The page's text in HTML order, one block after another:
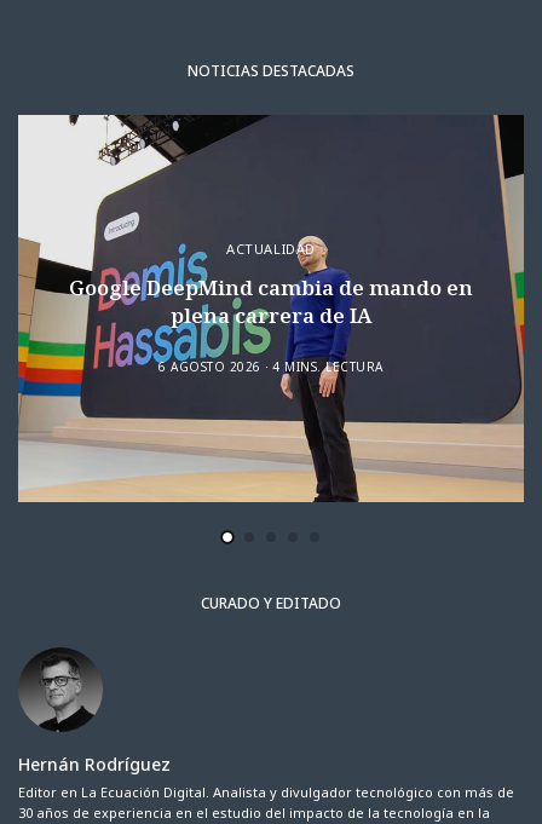
NOTICIAS DESTACADAS
ACTUALIDAD
Google DeepMind cambia de mando en
plena carrera de IA
6 AGOSTO 2026 4 MINS. LECTURA
CURADO Y EDITADO
Hernán Rodríguez
Editor en La Ecuación Digital. Analista y divulgador tecnológico con más de
30 años de experiencia en el estudio del impacto de la tecnología en la